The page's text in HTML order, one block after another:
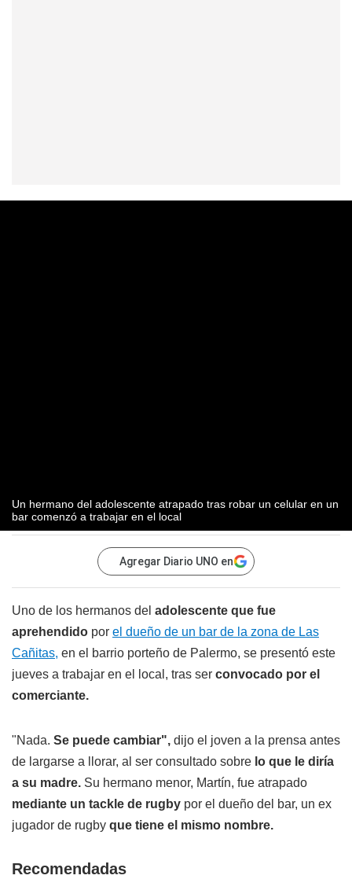
Un hermano del adolescente atrapado tras robar un celular en un
bar comenzó a trabajar en el local
Agregar Diario UNO en
Uno de los hermanos del adolescente que fue
aprehendido por el dueño de un bar de la zona de Las
Cañitas, en el barrio porteño de Palermo, se presentó este
jueves a trabajar en el local, tras ser convocado por el
comerciante.
"Nada. Se puede cambiar", dijo el joven a la prensa antes
de largarse a llorar, al ser consultado sobre lo que le diría
a su madre. Su hermano menor, Martín, fue atrapado
mediante un tackle de rugby por el dueño del bar, un ex
jugador de rugby que tiene el mismo nombre.
Recomendadas